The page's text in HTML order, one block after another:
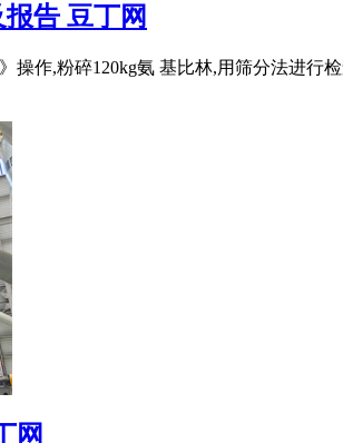
告 豆丁网
操作,粉碎120kg氨 基比林,用筛分法进行
网